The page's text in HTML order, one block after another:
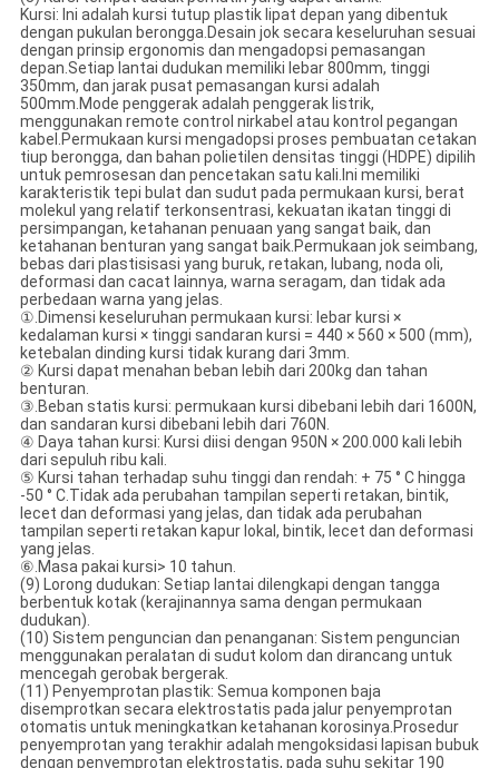
Kursi: Ini adalah kursi tutup plastik lipat depan yang dibentuk
dengan pukulan berongga.Desain jok secara keseluruhan sesuai
dengan prinsip ergonomis dan mengadopsi pemasangan
depan.Setiap lantai dudukan memiliki lebar 800mm, tinggi
350mm, dan jarak pusat pemasangan kursi adalah
500mm.Mode penggerak adalah penggerak listrik,
menggunakan remote control nirkabel atau kontrol pegangan
kabel.Permukaan kursi mengadopsi proses pembuatan cetakan
tiup berongga, dan bahan polietilen densitas tinggi (HDPE) dipilih
untuk pemrosesan dan pencetakan satu kali.Ini memiliki
karakteristik tepi bulat dan sudut pada permukaan kursi, berat
molekul yang relatif terkonsentrasi, kekuatan ikatan tinggi di
persimpangan, ketahanan penuaan yang sangat baik, dan
ketahanan benturan yang sangat baik.Permukaan jok seimbang,
bebas dari plastisisasi yang buruk, retakan, lubang, noda oli,
deformasi dan cacat lainnya, warna seragam, dan tidak ada
perbedaan warna yang jelas.
①.Dimensi keseluruhan permukaan kursi: lebar kursi ×
kedalaman kursi × tinggi sandaran kursi = 440 × 560 × 500 (mm),
ketebalan dinding kursi tidak kurang dari 3mm.
② Kursi dapat menahan beban lebih dari 200kg dan tahan
benturan.
③.Beban statis kursi: permukaan kursi dibebani lebih dari 1600N,
dan sandaran kursi dibebani lebih dari 760N.
④ Daya tahan kursi: Kursi diisi dengan 950N × 200.000 kali lebih
dari sepuluh ribu kali.
⑤ Kursi tahan terhadap suhu tinggi dan rendah: + 75 ° C hingga
-50 ° C.Tidak ada perubahan tampilan seperti retakan, bintik,
lecet dan deformasi yang jelas, dan tidak ada perubahan
tampilan seperti retakan kapur lokal, bintik, lecet dan deformasi
yang jelas.
⑥.Masa pakai kursi> 10 tahun.
(9) Lorong dudukan: Setiap lantai dilengkapi dengan tangga
berbentuk kotak (kerajinannya sama dengan permukaan
dudukan).
(10) Sistem penguncian dan penanganan: Sistem penguncian
menggunakan peralatan di sudut kolom dan dirancang untuk
mencegah gerobak bergerak.
(11) Penyemprotan plastik: Semua komponen baja
disemprotkan secara elektrostatis pada jalur penyemprotan
otomatis untuk meningkatkan ketahanan korosinya.Prosedur
penyemprotan yang terakhir adalah mengoksidasi lapisan bubuk
dengan penyemprotan elektrostatis, pada suhu sekitar 190